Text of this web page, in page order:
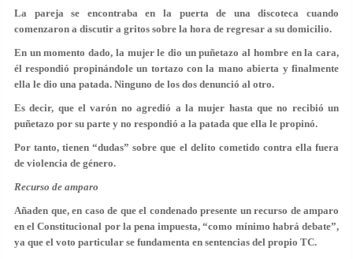
La pareja se encontraba en la puerta de una discoteca cuando
comenzaron a discutir a gritos sobre la hora de regresar a su domicilio.
En un momento dado, la mujer le dio un puñetazo al hombre en la cara,
él respondió propinándole un tortazo con la mano abierta y finalmente
ella le dio una patada. Ninguno de los dos denunció al otro.
Es decir, que el varón no agredió a la mujer hasta que no recibió un
puñetazo por su parte y no respondió a la patada que ella le propinó.
Por tanto, tienen “dudas” sobre que el delito cometido contra ella fuera
de violencia de género.
Recurso de amparo
Añaden que, en caso de que el condenado presente un recurso de amparo
en elConstitucional por la pena impuesta, “como mínimo habrá debate”,
ya que el voto particular se fundamenta en sentencias del propio TC.